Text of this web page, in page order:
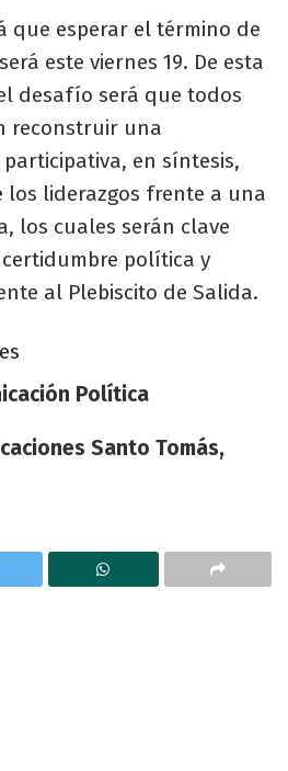
que esperar el término de
este viernes 19. De esta
desafío será que todos
reconstruir una
en síntesis,
los liderazgos frente a una
los cuales serán clave
política y
al Plebiscito de Salida.
Política
Santo Tomás,